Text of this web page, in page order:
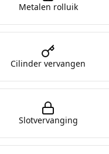
Metalen rolluik
Cilinder vervangen
Slotvervanging